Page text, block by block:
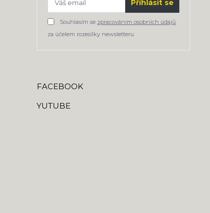
Přihlásit se
Souhlasím se zpracováním osobních údajů
za účelem rozesílky newsletteru.
FACEBOOK
YUTUBE